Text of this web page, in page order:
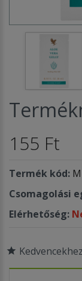
155 Ft
Termék kód:
Csomagolási
Elérhetőség:
Kedvencekhez